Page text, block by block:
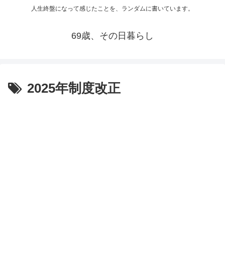
人生終盤になって感じたことを、ランダムに書いています。
69歳、その日暮らし
2025年制度改正